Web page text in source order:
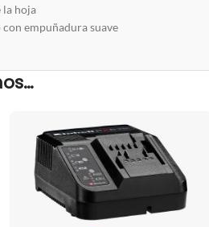
la hoja
empuñadura suave